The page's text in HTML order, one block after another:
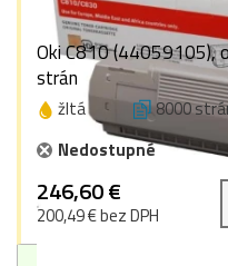
Oki C810 (44059105),
strán
žltá 8000
Nedostupné
246,60 €
200,49 € bez DPH